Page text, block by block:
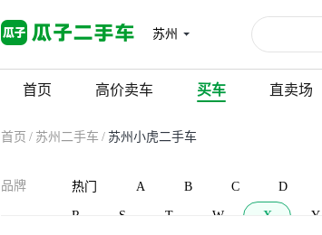
苏州
首页 高价卖车 买车 直卖场
首页 / 苏州二手车 / 苏州小虎二手车
品牌 热门 A B C D
R S T W X Y